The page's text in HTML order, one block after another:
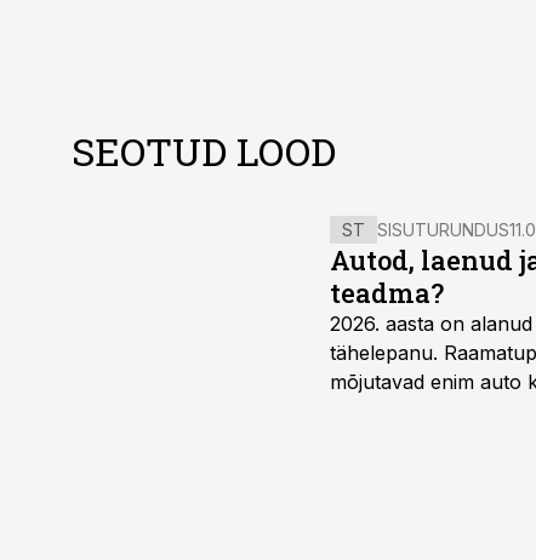
SEOTUD LOOD
ST SISUTURUNDUS
Autod, laenud
teadma?
2026. aasta on
tähelepanu.
mõjutavad enim auto